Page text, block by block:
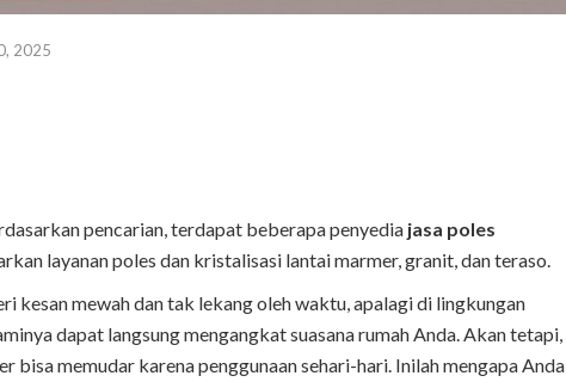
2025
pencarian, terdapat beberapa penyedia jasa poles
layanan poles dan kristalisasi lantai marmer, granit, dan teraso.
kesan mewah dan tak lekang oleh waktu, apalagi di lingkungan
dapat langsung mengangkat suasana rumah Anda. Akan tetapi,
bisa memudar karena penggunaan sehari-hari. Inilah mengapa Anda